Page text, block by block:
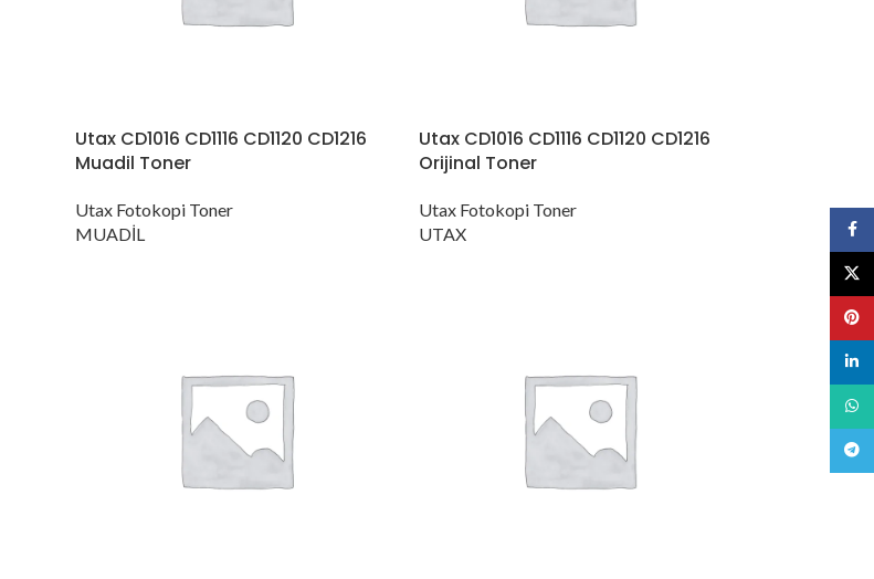
Utax CD1016 CD1116 CD1120 CD1216
Muadil Toner
Utax Fotokopi Toner
MUADİL
Utax CD1016 CD1116 CD1120 CD1216
Orijinal Toner
Utax Fotokopi Toner
UTAX